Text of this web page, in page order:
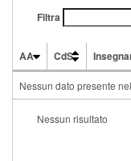
Filtra
AA CdS
Nessun dato presente
Nessun risultato